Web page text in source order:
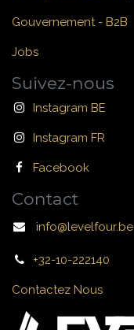
Gouvernement - B2B
Jobs
Suivez-nous
Instagram BE
Instagram FR
Facebook
Contact
info@levelfour.be
+32-10-222140
Contactez Nous